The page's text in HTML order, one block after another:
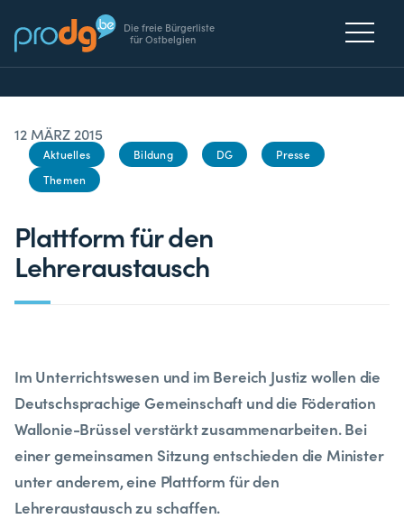
Die freie Bürgerliste
für Ostbelgien
12 MÄRZ 2015
Aktuelles Bildung DG
Presse
Themen
Plattform für den
Lehreraustausch
Im Unterrichtswesen und im Bereich Justiz wollen die
Deutschsprachige Gemeinschaft und die Föderation
Wallonie-Brüssel verstärkt zusammenarbeiten. Bei
einer gemeinsamen Sitzung entschieden die Minister
unter anderem, eine Plattform für den
Lehreraustausch zu schaffen.